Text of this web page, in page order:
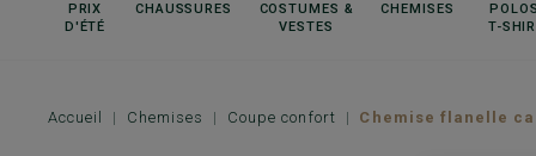
PRIX
D'ÉTÉ
CHAUSSURES
COSTUMES &
VESTES
CHEMISES
T-
Accueil Chemises Coupe confort Chemise flanelle